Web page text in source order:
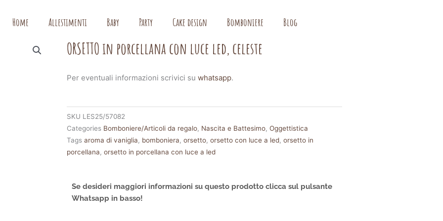
Home Allestimenti Baby Party Cake design Bomboniere Blog
ORSETTO in porcellana con luce led, celeste
Per eventuali informazioni scrivici suwhatsapp.
SKU LES25/57082
Categories Bomboniere/Articoli da regalo, Nascita e Battesimo,Oggettistica
Tags aroma di vaniglia, bomboniera,orsetto,orsetto con luce a led,orsetto in
porcellana,orsetto in porcellana con luce a led
Se desideri maggiori informazioni su questo prodotto clicca sul pulsante
Whatsapp in basso!